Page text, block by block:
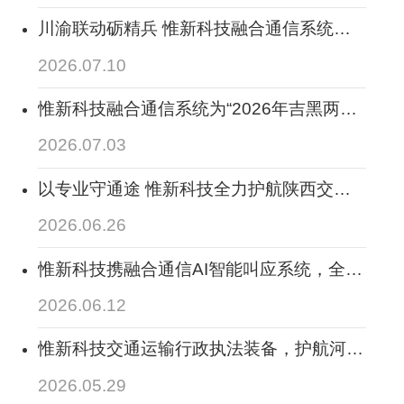
川渝联动砺精兵 惟新科技融合通信系统保
2026.07.10
惟新科技融合通信系统为“2026年吉黑两省
公路应急抢险综合实战演练”圆满举行提供
2026.07.03
以专业守通途 惟新科技全力护航陕西交通
指挥调度稳定运行 筑牢三秦路网安全防线
2026.06.26
惟新科技携融合通信AI智能叫应系统，全面
助力2026陕西交通科技活动周顺利开展
2026.06.12
惟新科技交通运输行政执法装备，护航河北
2026.05.29